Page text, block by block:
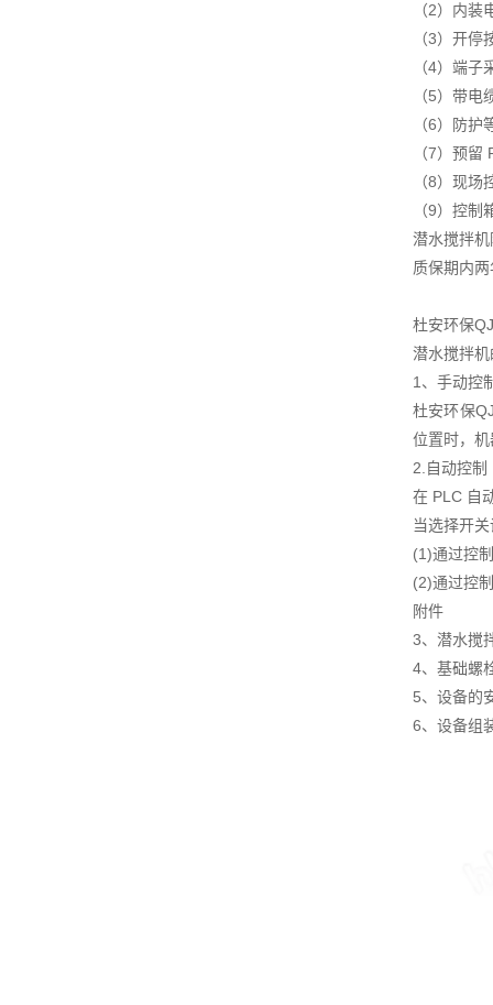
（2）内
（3）开
（4）端子
（5）带电
（6）防护
（7）预
（8）现
（9）控
潜水搅拌
质保期内
杜安环保
潜水搅拌
1、手动控
杜安环保
位置时，
2.自动控制
在 PLC 自
当选择开
(1)通过控
(2)通过控
附件
3、潜水搅
4、基础螺
5、设备的
6、设备组